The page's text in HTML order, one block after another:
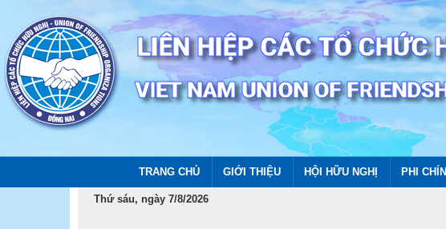
TRANG CHỦ GIỚI THIỆU HỘI HỮU NGHỊ PHI
Thứ sáu, ngày 7/8/2026